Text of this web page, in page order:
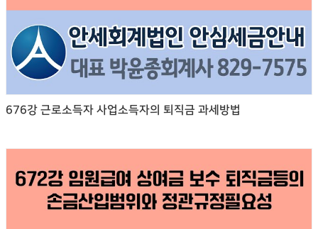
676강 근로소득자 사업소득자의 퇴직금 과세방법